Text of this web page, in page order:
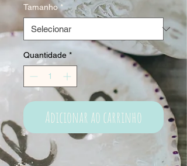
Tamanho *
Quantidade *
Adicionar ao carrinho